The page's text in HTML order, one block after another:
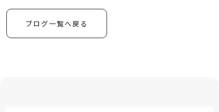
ブログ一覧へ戻る